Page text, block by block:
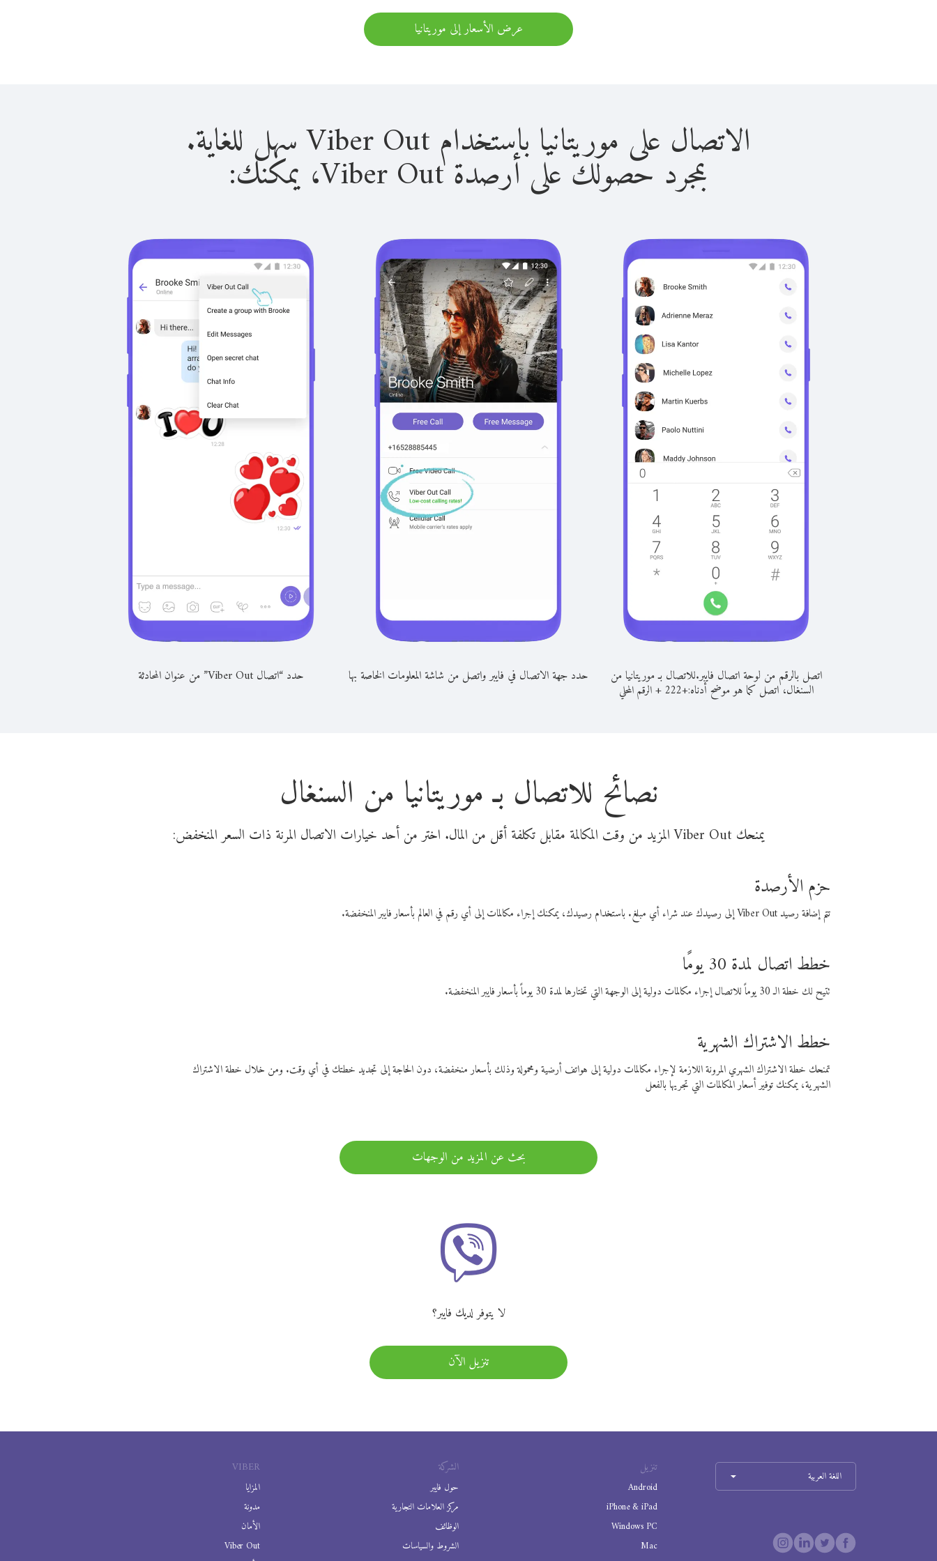
عرض الأسعار إلى موريتانيا
الاتصال على موريتانيا باستخدام Viber Out سهل للغاية.
بمجرد حصولك على أرصدة Viber Out، يمكنك:
اتصل بالرقم من لوحة اتصال فايبر.للاتصال بـ موريتانيا من
السنغال، اتصل كما هو موضح أدناه:+
222
+الرقم المحلي
حدد جهة الاتصال في فايبر واتصل من شاشة المعلومات الخاصة بها حدد “اتصال Viber Out” من عنوان المحادثة
نصائح للاتصال بـ موريتانيا من السنغال
يمنحك Viber Out المزيد من وقت المكالمة مقابل تكلفة أقل من المال. اختر من أحد خيارات الاتصال المرنة ذات السعر المنخفض:
حزم الأرصدة
تتم إضافة رصيد Viber Out إلى رصيدك عند شراء أي مبلغ. باستخدام رصيدك، يمكنك إجراء مكالمات إلى أي رقم في العالم بأسعار فايبر المنخفضة.
خطط اتصال لمدة 30 يومًا
تتيح لك خطة الـ 30 يوماً للاتصال إجراء مكالمات دولية إلى الوجهة التي تختارها لمدة 30 يوماً بأسعار فايبر المنخفضة.
خطط الاشتراك الشهرية
تمنحك خطة الاشتراك الشهري المرونة اللازمة لإجراء مكالمات دولية إلى هواتف أرضية ومحمولة وذلك بأسعار منخفضة، دون الحاجة إلى تجديد خطتك في أي وقت. ومن خلال خطة الاشتراك
الشهرية، يمكنك توفير أسعار المكالمات التي تجريها بالفعل
بحث عن المزيد من الوجهات
لا يتوفر لديك فايبر؟
تنزيل الآن
VIBER
المزايا
مدونة
الأمان
Viber Out
الشركة
حول فايبر
مركز العلامات التجارية
الوظائف
الشروط والسياسات
تنزيل
Android
iPhone & iPad
Windows PC
Mac
اللغة العربية